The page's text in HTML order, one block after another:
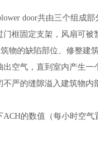
door共由三个组成
框固定支架，风扇可被
物的缺陷部位、修整建
空气，直到室内产生一
严的缝隙溢入建筑物
的数值（每小时空